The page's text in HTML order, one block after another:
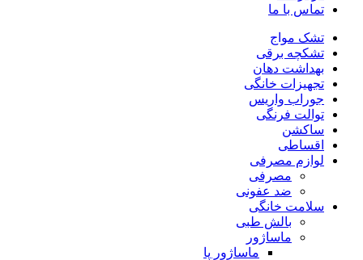
تماس با ما
تشک مواج
تشکچه برقی
بهداشت دهان
تجهیزات خانگی
جوراب واریس
توالت فرنگی
ساکشن
اقساطی
لوازم مصرفی
مصرفی
ضد عفونی
سلامت خانگی
بالش طبی
ماساژور
ماساژور پا